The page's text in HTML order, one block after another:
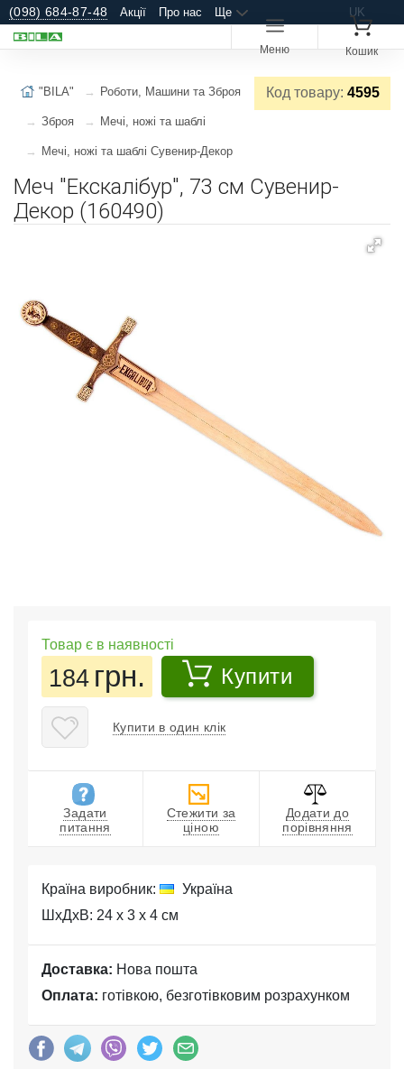
(098) 684-87-48 Акції Про нас Ще UK
Меню Кошик
Код товару: 4595
"BILA" Роботи, Машини та Зброя
Зброя Мечі, ножі та шаблі
Мечі, ножі та шаблі Сувенир-Декор
Меч "Екскалібур", 73 см Сувенир-
Декор (160490)
Товар є в наявності
184 грн. Купити
Купити в один клік
Задати
питання
Стежити за
ціною
Додати до
порівняння
Країна виробник:
Україна
ШхДхВ: 24 x 3 x 4 см
Доставка: Нова пошта
Оплата: готівкою, безготівковим розрахунком